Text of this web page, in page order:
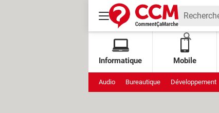
Informatique Mobile
Audio Bureautique Développement